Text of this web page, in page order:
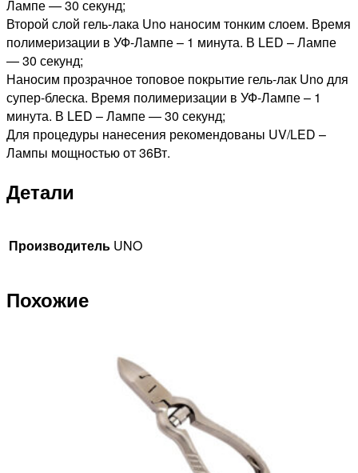
Лампе — 30 секунд;
Второй слой гель-лака Uno наносим тонким слоем. Время
полимеризации в УФ-Лампе – 1 минута. В LED – Лампе
— 30 секунд;
Наносим прозрачное топовое покрытие гель-лак Uno для
супер-блеска. Время полимеризации в УФ-Лампе – 1
минута. В LED – Лампе — 30 секунд;
Для процедуры нанесения рекомендованы UV/LED –
Лампы мощностью от 36Вт.
Детали
Производитель UNO
Похожие